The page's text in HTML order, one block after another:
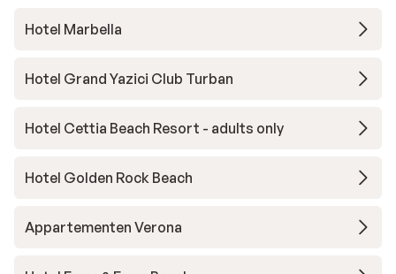
Hotel Marbella
Hotel Grand Yazici Club Turban
Hotel Cettia Beach Resort - adults only
Hotel Golden Rock Beach
Appartementen Verona